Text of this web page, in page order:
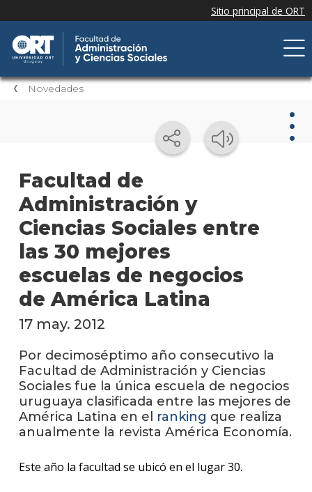
Novedades
Facultad de
Administración y
Ciencias Sociales entre
las 30 mejores
escuelas de negocios
de América Latina
en
los
17 may. 2012
Por decimoséptimo año consecutivo la
Facultad de Administración y Ciencias
Sociales fue la única escuela de negocios
uruguaya clasificada entre las mejores de
América Latina en el ranking que realiza
anualmente la revista América Economía.
Este año la facultad se ubicó en el lugar 30.